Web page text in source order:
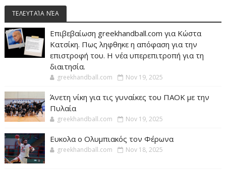
ΤΕΛΕΥΤΑΊΑ ΝΈΑ
Επιβεβαίωση greekhandball.com για Κώστα
Κατσίκη. Πως ληφθηκε η απόφαση για την
επιστροφή του. Η νέα υπερεπιτροπή για τη
διαιτησία.
greekhandball.com Nov 19, 2025
Άνετη νίκη για τις γυναίκες του ΠΑΟΚ με την
Πυλαία
greekhandball.com Nov 19, 2025
Ευκολα ο Ολυμπιακός τον Φέρωνα
greekhandball.com Nov 18, 2025